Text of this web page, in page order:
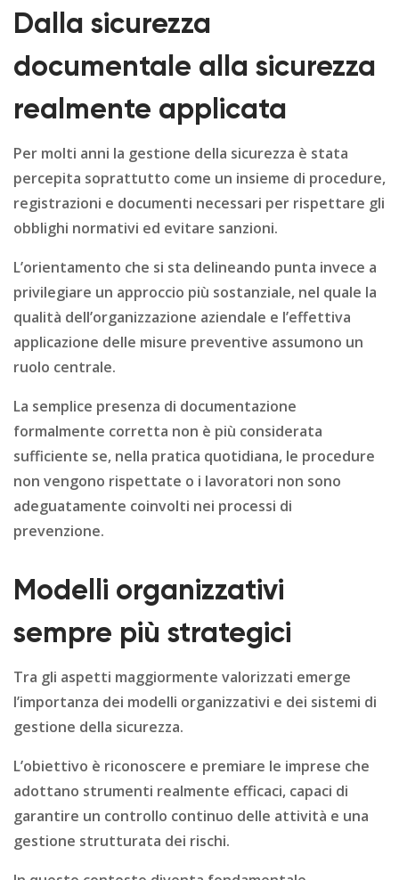
Dalla sicurezza
documentale alla sicurezza
realmente applicata
Per molti anni la gestione della sicurezza è stata
percepita soprattutto come un insieme di procedure,
registrazioni e documenti necessari per rispettare gli
obblighi normativi ed evitare sanzioni.
L’orientamento che si sta delineando punta invece a
privilegiare un approccio più sostanziale, nel quale la
qualità dell’organizzazione aziendale e l’effettiva
applicazione delle misure preventive assumono un
ruolo centrale.
La semplice presenza di documentazione
formalmente corretta non è più considerata
sufficiente se, nella pratica quotidiana, le procedure
non vengono rispettate o i lavoratori non sono
adeguatamente coinvolti nei processi di
prevenzione.
Modelli organizzativi
sempre più strategici
Tra gli aspetti maggiormente valorizzati emerge
l’importanza dei modelli organizzativi e dei sistemi di
gestione della sicurezza.
L’obiettivo è riconoscere e premiare le imprese che
adottano strumenti realmente efficaci, capaci di
garantire un controllo continuo delle attività e una
gestione strutturata dei rischi.